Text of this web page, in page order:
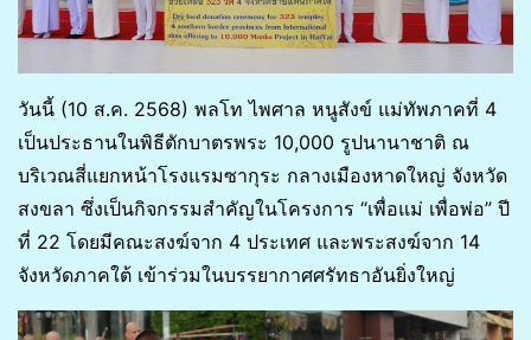
วันนี้ (10 ส.ค. 2568) พลโท ไพศาล หนูสังข์ แม่ทัพภาคที่ 4
เป็นประธานในพิธีตักบาตรพระ 10,000 รูปนานาชาติ ณ
บริเวณสี่แยกหน้าโรงแรมซากุระ กลางเมืองหาดใหญ่ จังหวัด
สงขลา ซึ่งเป็นกิจกรรมสำคัญในโครงการ “เพื่อแม่ เพื่อพ่อ” ปี
ที่ 22 โดยมีคณะสงฆ์จาก 4 ประเทศ และพระสงฆ์จาก 14
จังหวัดภาคใต้ เข้าร่วมในบรรยากาศศรัทธาอันยิ่งใหญ่